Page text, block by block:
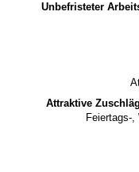
Unbefristeter
Attraktive
Feiertags-,